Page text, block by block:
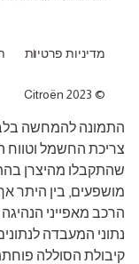
Citroën 2023
מדיניות פרטיות
התמונה להמחשה
צריכת החשמל וטווח
שהתקבלו מהיצרן
מושפעים, בין היתר
הרכב מאפייני הנהיגה
נתוני המעבדה
קיבולת הסוללה